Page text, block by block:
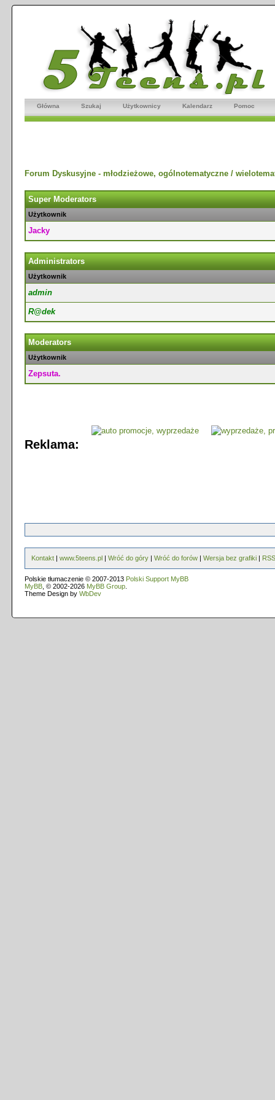
Główna Szukaj Użytkownicy Kalendarz Pomoc
Forum Dyskusyjne - młodzieżowe, ogólnotematyczne /
Super Moderators
Użytkownik
Jacky
Administrators
Użytkownik
admin
R@dek
Moderators
Użytkownik
Zepsuta.
Reklama:
Kontakt | www.5teens.pl | Wróć do góry | Wróć do forów | Wersja bez grafiki | RSS
Polskie tłumaczenie © 2007-2013 Polski Support MyBB
MyBB , © 2002-2026 MyBB Group
Theme Design by WbDev